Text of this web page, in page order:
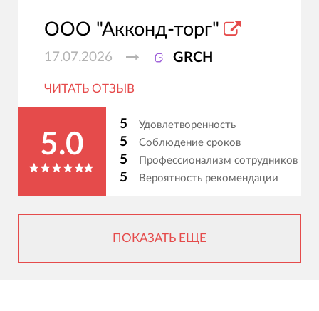
ООО "Акконд-торг"
17.07.2026 GRCH
ЧИТАТЬ ОТЗЫВ
5.0
5 Удовлетворенность
5 Соблюдение сроков
5 Профессионализм сотрудников
5 Вероятность рекомендации
ПОКАЗАТЬ ЕЩЕ